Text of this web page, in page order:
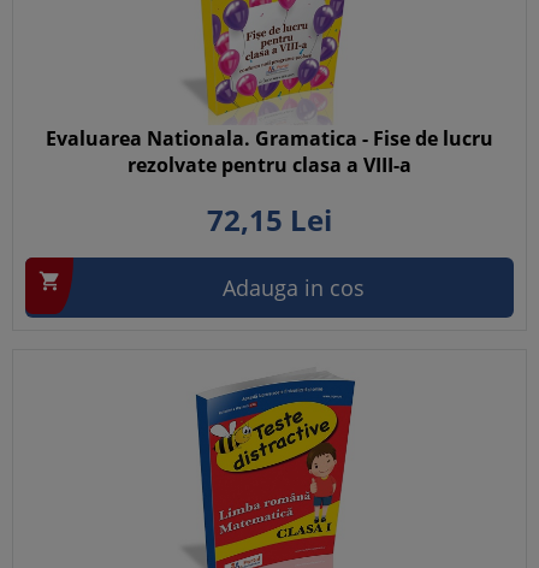
Evaluarea Nationala. Gramatica - Fise de lucru
rezolvate pentru clasa a VIII-a
72,15 Lei
 Adauga in cos